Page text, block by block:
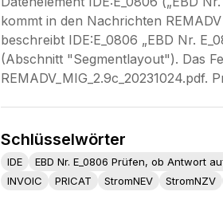
kommt in den Nachrichten
beschreibt IDE:E_0806 „EBD Nr.
(Abschnitt "Segmentlayout"). Das
Schlüsselwörter
IDE EBD Nr. E_0806 Prüfen, ob Antwort
INVOIC
PRICAT StromNEV StromNZV